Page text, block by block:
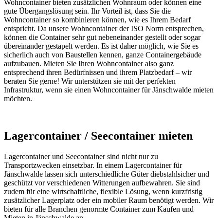
Wohncontainer bieten zusätzlichen Wohnraum oder können eine
gute Übergangslösung sein. Ihr Vorteil ist, dass Sie die
Wohncontainer so kombinieren können, wie es Ihrem Bedarf
entspricht. Da unsere Wohncontainer der ISO Norm entsprechen,
können die Container sehr gut nebeneinander gestellt oder sogar
übereinander gestapelt werden. Es ist daher möglich, wie Sie es
sicherlich auch von Baustellen kennen, ganze Containergebäude
aufzubauen. Mieten Sie Ihren Wohncontainer also ganz
entsprechend ihren Bedürfnissen und ihrem Platzbedarf – wir
beraten Sie gerne! Wir unterstützen sie mit der perfekten
Infrastruktur, wenn sie einen Wohncontainer für Jänschwalde mieten
möchten.
Lagercontainer / Seecontainer mieten
Lagercontainer und Seecontainer sind nicht nur zu
Transportzwecken einsetzbar. In einem Lagercontainer für
Jänschwalde lassen sich unterschiedliche Güter diebstahlsicher und
geschützt vor verschiedenen Witterungen aufbewahren. Sie sind
zudem für eine wirtschaftliche, flexible Lösung, wenn kurzfristig
zusätzlicher Lagerplatz oder ein mobiler Raum benötigt werden. Wir
bieten für alle Branchen genormte Container zum Kaufen und